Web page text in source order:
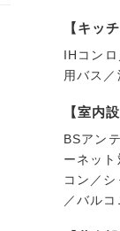
【キッ
IHコン
用バス
【室内
BSアン
ーネッ
コン／
／バル